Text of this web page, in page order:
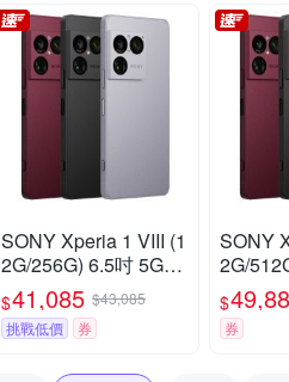
SONY Xperia 1 VIII (1
2G/256G) 6.5吋 5G智
慧型手機
$41,085 $43,085
挑戰低價
券
SONY
2G/512G) 6.5吋
慧型手
$
券